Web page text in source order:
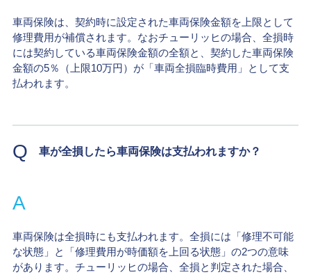
車両保険は、契約時に設定された車両保険金額を上限として
修理費用が補償されます。なおチューリッヒの場合、全損時
には契約している車両保険金額の全額と、契約した車両保険
金額の5％（上限10万円）が「車両全損臨時費用」として支
払われます。
Q 車が全損したら車両保険は支払われますか？
A
車両保険は全損時にも支払われます。全損には「修理不可能
な状態」と「修理費用が時価額を上回る状態」の2つの意味
があります。チューリッヒの場合、全損と判定された場合、